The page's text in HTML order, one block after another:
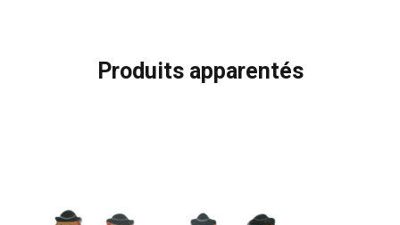
Produits apparentés